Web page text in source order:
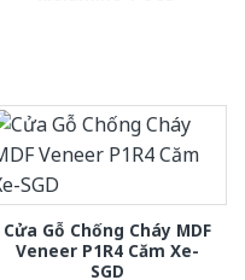
Cửa Gỗ Chống Cháy MDF
Veneer P1R4 Căm Xe-
SGD